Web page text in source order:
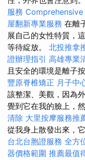
服務
屋翻新專業服務 在離
展自己的女性特質，
等待綻放。 北投推拿
證辦理指引 高雄專業
且安全的環境是離子
豐原脊椎矯正 月子中
該整潔、美觀，因為
覺到它在我的臉上，
清除 大里按摩服務推
從我身上散發出來，
台北台胞證服務 全方
器價格範圍 推薦最值